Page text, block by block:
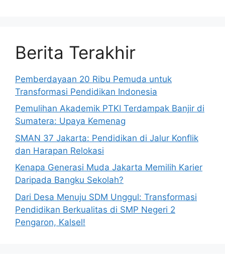
Berita Terakhir
Pemberdayaan 20 Ribu Pemuda untuk
Transformasi Pendidikan Indonesia
Pemulihan Akademik PTKI Terdampak Banjir di
Sumatera: Upaya Kemenag
SMAN 37 Jakarta: Pendidikan di Jalur Konflik
dan Harapan Relokasi
Kenapa Generasi Muda Jakarta Memilih Karier
Daripada Bangku Sekolah?
Dari Desa Menuju SDM Unggul: Transformasi
Pendidikan Berkualitas di SMP Negeri 2
Pengaron, Kalsel!